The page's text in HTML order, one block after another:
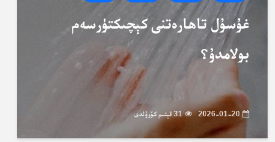
غۇسۇل تاھارەتنى كېچىكتۈرسەم
بولامدۇ؟
2026-01-20 31 قېتىم كۆرۈلدى